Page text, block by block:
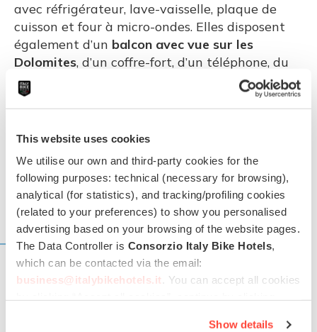
This website uses cookies
We utilise our own and third-party cookies for the
following purposes: technical (necessary for browsing),
analytical (for statistics), and tracking/profiling cookies
(related to your preferences) to show you personalised
advertising based on your browsing of the website pages.
The Data Controller is Consorzio Italy Bike Hotels,
which can be contacted via the email:
business@italybikehotels.it . You can accept all cookies
Show details
avec réfrigérateur, lave-vaisselle, plaque de
cuisson et four à micro-ondes. Elles disposent
également d’un balcon avec vue sur les
Dolomites, d’un coffre-fort, d’un téléphone, du
Wi-Fi gratuit et de
. La salle de
bains avec douche comprend aussi un miroir de
spa. Les intérieurs sont aménagés en bois de
SERVICES
Services pour les cyclistes garantis par tous les
Italy Bike Hotels